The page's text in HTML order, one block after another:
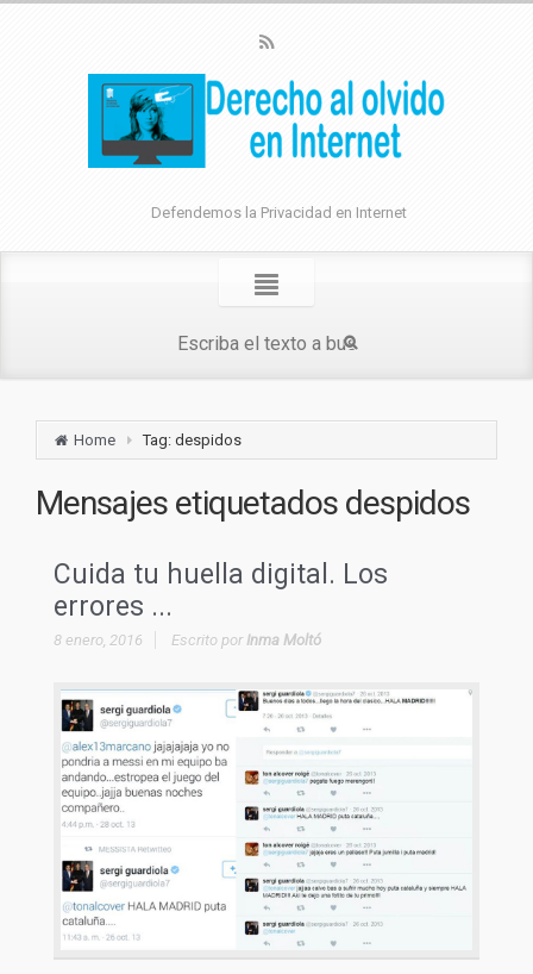
Defendemos la Privacidad en Internet
Home Tag: despidos
Mensajes etiquetados despidos
Cuida tu huella digital. Los
errores ...
8 enero, 2016 Escrito por Inma Moltó